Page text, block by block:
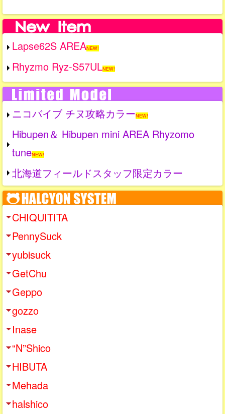
Lapse62S AREANEW!
Rhyzmo Ryz-S57ULNEW!
ニコバイブ チヌ攻略カラーNEW!
Hibupen＆ Hibupen mini AREA Rhyzomo
tuneNEW!
北海道フィールドスタッフ限定カラー
CHIQUITITA
PennySuck
yubisuck
GetChu
Geppo
gozzo
Inase
“N”Shico
HIBUTA
Mehada
halshico